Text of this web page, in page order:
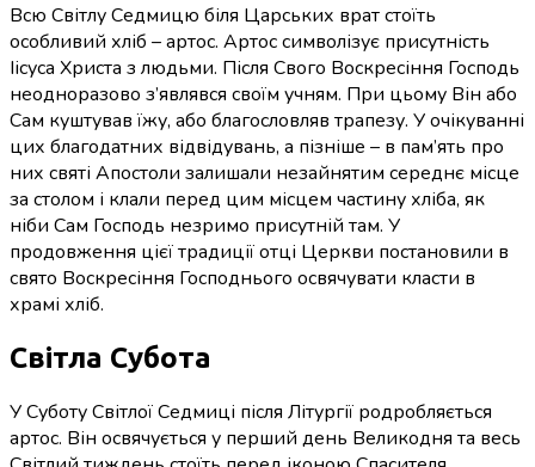
Всю Світлу Седмицю біля Царських врат стоїть
особливий хліб – артос. Артос символізує присутність
Іісуса Христа з людьми. Після Свого Воскресіння Господь
неодноразово з’являвся своїм учням. При цьому Він або
Сам куштував їжу, або благословляв трапезу. У очікуванні
цих благодатних відвідувань, а пізніше – в пам’ять про
них святі Апостоли залишали незайнятим середнє місце
за столом і клали перед цим місцем частину хліба, як
ніби Сам Господь незримо присутній там. У
продовження цієї традиції отці Церкви постановили в
свято Воскресіння Господнього освячувати класти в
храмі хліб.
Світла Субота
У Суботу Світлої Седмиці після Літургії родробляється
артос. Він освячується у перший день Великодня та весь